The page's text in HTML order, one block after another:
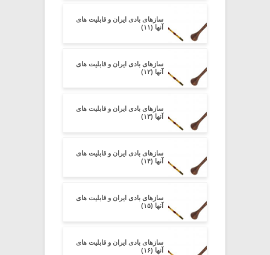
سازهای بادی ایران و قابلیت های
آنها (۱۱)
سازهای بادی ایران و قابلیت های
آنها (۱۲)
سازهای بادی ایران و قابلیت های
آنها (۱۳)
سازهای بادی ایران و قابلیت های
آنها (۱۴)
سازهای بادی ایران و قابلیت های
آنها (۱۵)
سازهای بادی ایران و قابلیت های
آنها (۱۶)